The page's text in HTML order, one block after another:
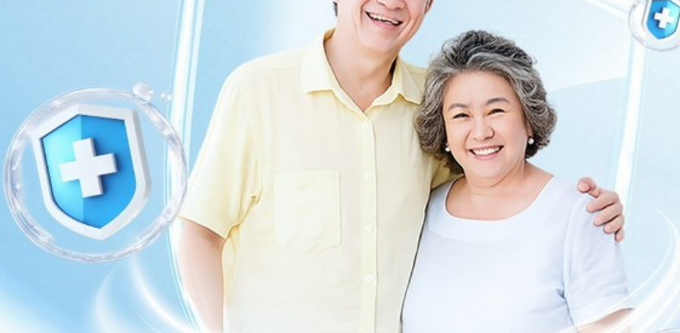
(phát bệnh)
triệu chứng như sốt nhẹ, nhức đầu, cơ thể mệt mỏi. Bắt đầu xuất
vài milimet trong 24 - 48 giờ đầu. Một số bệnh nhân còn có hạch
chán ăn, buồn nôn, mệt mỏi, đau đầu và đau cơ. Các nốt ban đỏ bắt
tròn, đường kính từ 1 - 3 mm. Các mụn nước gây ngứa và rát,